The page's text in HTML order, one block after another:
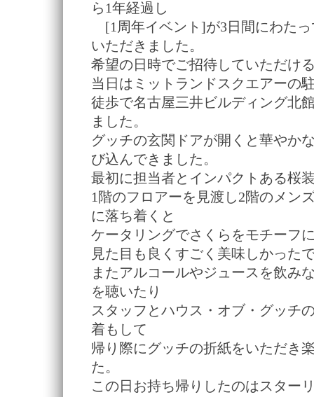
ら1年経過し
[1周年イベント]が3日間にわた
いただきました。
希望の日時でご招待していただけ
当日はミットランドスクエアーの
徒歩で名古屋三井ビルディング北
ました。
グッチの玄関ドアが開くと華やか
び込んできました。
最初に担当者とインパクトある桜
1階のフロアーを見渡し2階のメン
に落ち着くと
ケータリングでさくらをモチーフ
見た目も良くすごく美味しかった
またアルコールやジュースを飲み
を聴いたり
スタッフとハウス・オブ・グッチ
着もして
帰り際にグッチの折紙をいただき
た。
この日お持ち帰りしたのはスター